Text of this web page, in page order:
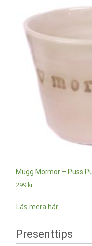
Mugg Mormor – Puss
299 kr
Läs mera här
Presenttips